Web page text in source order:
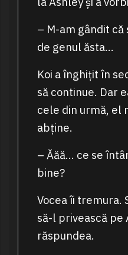
– M-am gândit
de genul ăsta…
Koi a înghițit în
să continue. Dar
cele din urmă, el
abține.
– Ăăă… ce se
bine?
Vocea îi tremura.
să-l privească pe
răspundea.